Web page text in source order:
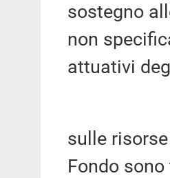
sostegno
non
attuativi
sulle
Fondo